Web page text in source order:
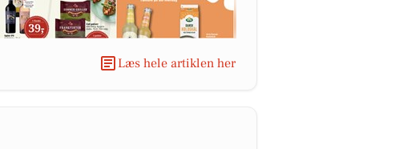
Læs hele artiklen her